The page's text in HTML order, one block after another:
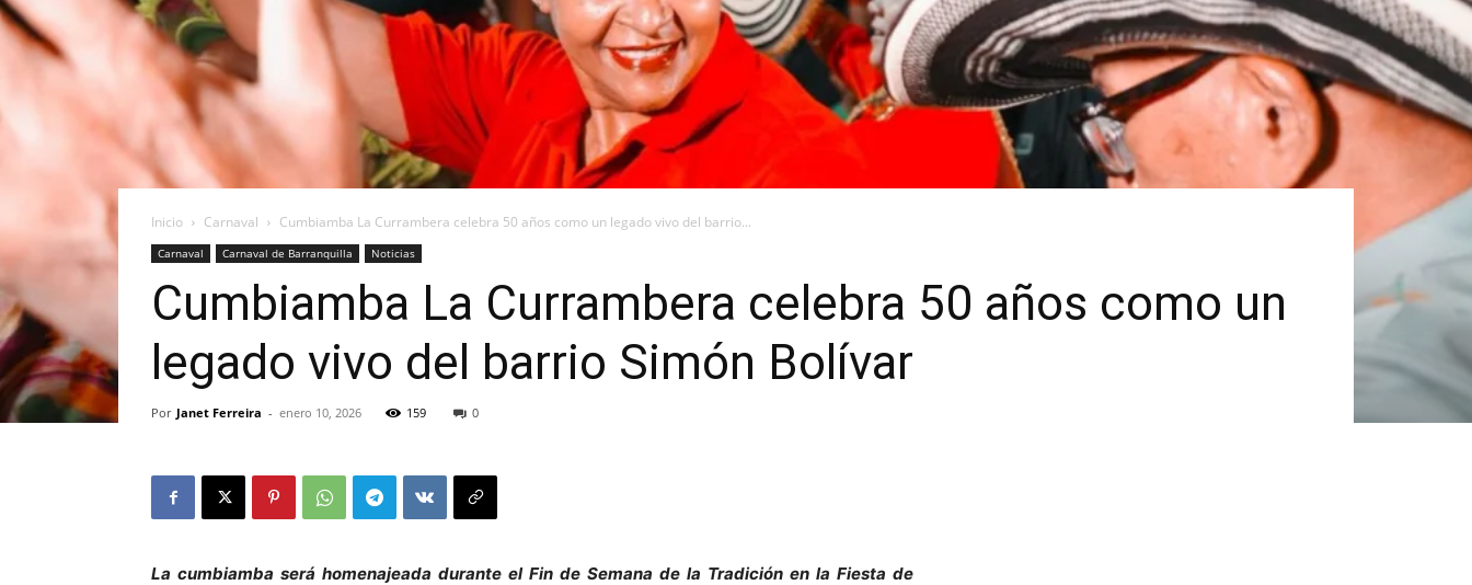
Inicio Carnaval Cumbiamba La Currambera celebra 50 años como un legado vivo del barrio...
Carnaval Carnaval de Barranquilla Noticias
Cumbiamba La Currambera celebra 50 años como un
legado vivo del barrio Simón Bolívar
Por Janet Ferreira - enero 10, 2026 159 0
La cumbiamba será homenajeada durante el Fin de Semana de la Tradición en la Fiesta de